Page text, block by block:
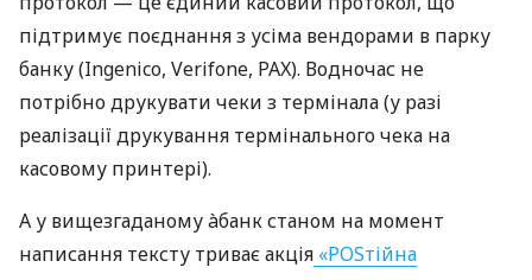
підтримує поєднання з усіма вендорами в парку
банку (Ingenico, Verifone, PAX). Водночас не
потрібно друкувати чеки з термінала (у разі
реалізації друкування термінального чека на
касовому принтері).
А у вищезгаданому àбанк станом на момент
написання тексту триває акція «POSтійна